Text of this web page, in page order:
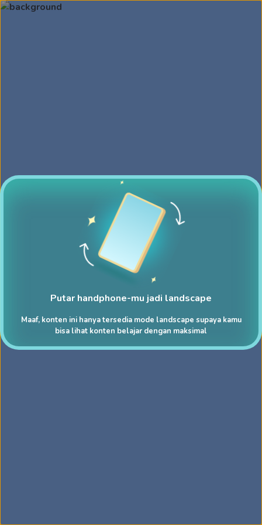
Putar handphone-mu jadi landscape
Maaf, konten ini hanya tersedia mode landscape supaya kamu
bisa lihat konten belajar dengan maksimal